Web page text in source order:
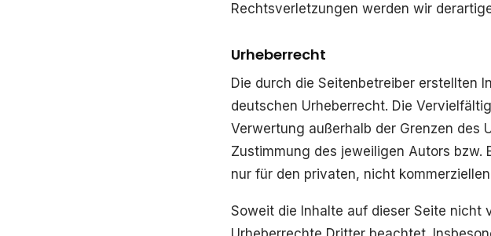
Rechtsverletzungen werden wir
Urheberrecht
Die durch die Seitenbetreiber erstellten
deutschen Urheberrecht. Die
Verwertung außerhalb der Grenzen des
Zustimmung des jeweiligen Autors bzw.
nur für den privaten, nicht
Soweit die Inhalte auf dieser Seite nicht